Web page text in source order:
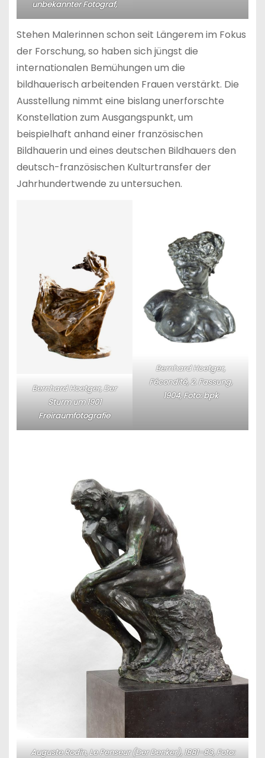
unbekannter Fotograf,
Stehen Malerinnen schon seit Längerem im Fokus
der Forschung, so haben sich jüngst die
internationalen Bemühungen um die
bildhauerisch arbeitenden Frauen verstärkt. Die
Ausstellung nimmt eine bislang unerforschte
Konstellation zum Ausgangspunkt, um
beispielhaft anhand einer französischen
Bildhauerin und eines deutschen Bildhauers den
deutsch-französischen Kulturtransfer der
Jahrhundertwende zu untersuchen.
Bernhard Hoetger, Der
Sturm um 1901
Freiraumfotografie
Bernhard Hoetger,
Fécondité, 2. Fassung,
1904, Foto: bpk
Auguste Rodin,Le Penseur (Der Denker), 1881–83, Foto: